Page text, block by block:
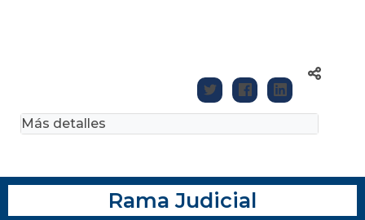
Más detalles
Rama Judicial